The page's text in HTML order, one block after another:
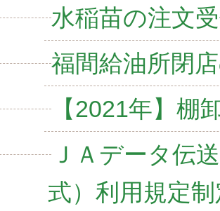
水稲苗の注文
福間給油所閉
【2021年】棚
ＪＡデータ伝
式）利用規定